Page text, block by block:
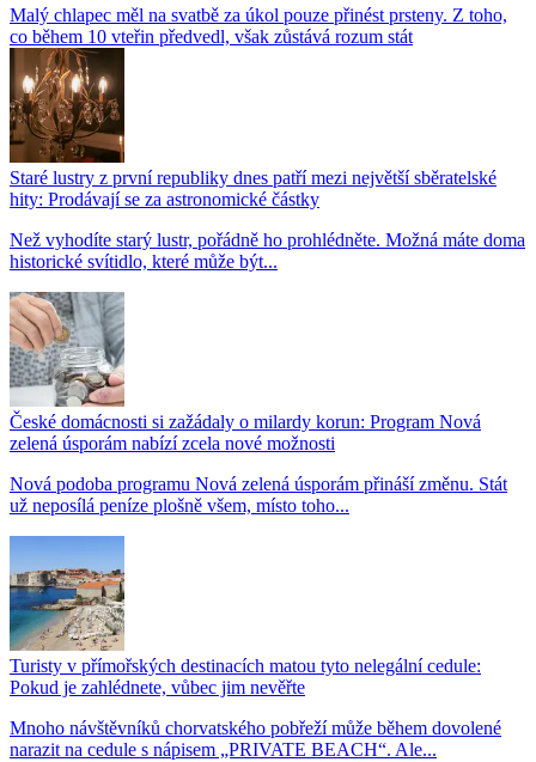
Malý chlapec měl na svatbě za úkol pouze přinést prsteny. Z toho,
co během 10 vteřin předvedl, však zůstává rozum stát
Staré lustry z první republiky dnes patří mezi největší sběratelské
hity: Prodávají se za astronomické částky
Než vyhodíte starý lustr, pořádně ho prohlédněte. Možná máte doma
historické svítidlo, které může být...
České domácnosti si zažádaly o milardy korun: Program Nová
zelená úsporám nabízí zcela nové možnosti
Nová podoba programu Nová zelená úsporám přináší změnu. Stát
už neposílá peníze plošně všem, místo toho...
Turisty v přímořských destinacích matou tyto nelegální cedule:
Pokud je zahlédnete, vůbec jim nevěřte
Mnoho návštěvníků chorvatského pobřeží může během dovolené
narazit na cedule s nápisem „PRIVATE BEACH“. Ale...